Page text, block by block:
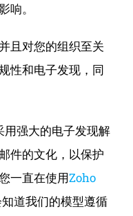
响。
且对您的组织至关
性和电子发现，同
强大的电子发现解
件的文化，以保护
一直在使用Zoho
知道我们的模型遵循